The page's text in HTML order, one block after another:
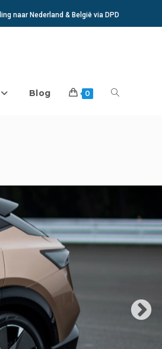
naar Nederland & België via DPD
Blog 0 Toggle